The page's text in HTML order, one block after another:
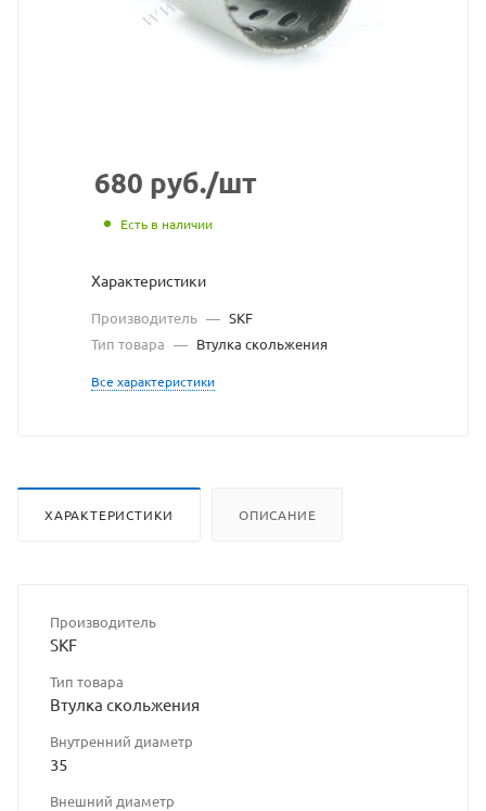
сайта
https://
без
680 руб./шт
Есть в наличии
Характеристики
Производитель — SKF
Тип товара — Втулка скольжения
Все характеристики
ХАРАКТЕРИСТИКИ ОПИСАНИЕ
Производитель
SKF
Тип товара
Втулка скольжения
Внутренний диаметр
35
Внешний диаметр